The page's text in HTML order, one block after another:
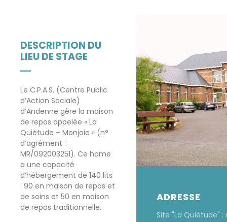
DESCRIPTION DU
LIEU DE STAGE
Le C.P.A.S. (Centre Public
d’Action Sociale)
d’Andenne gère la maison
de repos appelée « La
Quiétude – Monjoie » (n°
d’agrément :
MR/092003251). Ce home
a une capacité
d’hébergement de 140 lits
: 90 en maison de repos et
de soins et 50 en maison
de repos traditionnelle.
ADRESSE
Site "La Quiétude" :